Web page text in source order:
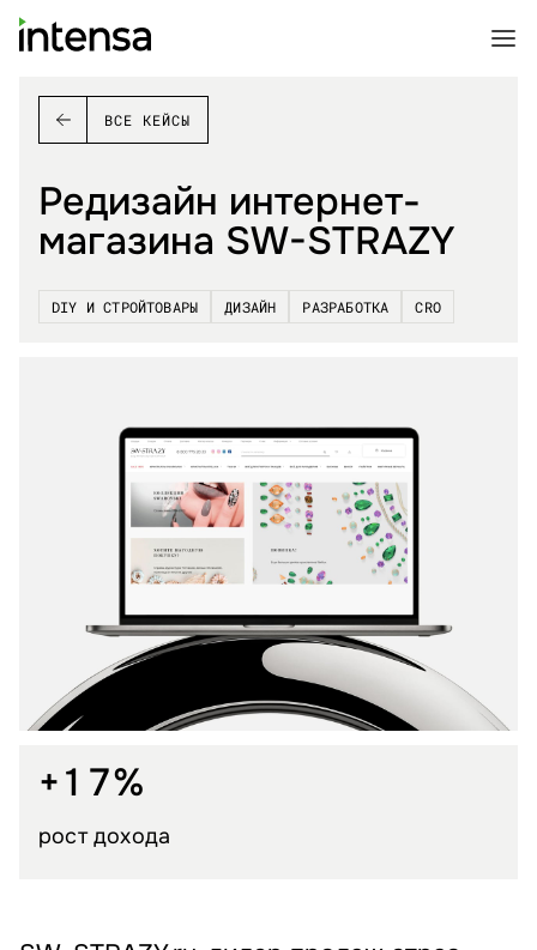
ВСЕ КЕЙСЫ
Редизайн интернет-
магазина SW-STRAZY
DIY И СТРОЙТОВАРЫ ДИЗАЙН РАЗРАБОТКА CRO
+17%
рост дохода